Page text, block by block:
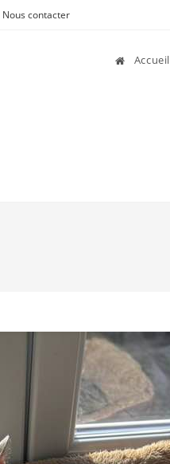
Nous contacter
Accueil